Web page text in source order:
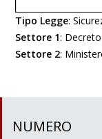
Tipo Legge:
Settore 1:
Settore 2:
NUMERO